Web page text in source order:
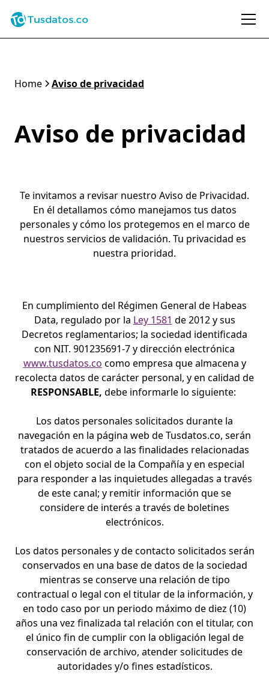
Home Aviso de privacidad
Aviso de privacidad
Te invitamos a revisar nuestro Aviso de Privacidad.
En él detallamos cómo manejamos tus datos
personales y cómo los protegemos en el marco de
nuestros servicios de validación. Tu privacidad es
nuestra prioridad.
En cumplimiento del Régimen General de Habeas
Data, regulado por la Ley 1581 de 2012 y sus
Decretos reglamentarios; la sociedad identificada
con NIT. 901235691-7 y dirección electrónica
www.tusdatos.co como empresa que almacena y
recolecta datos de carácter personal, y en calidad de
RESPONSABLE, debe informarle lo siguiente:
Los datos personales solicitados durante la
navegación en la página web de Tusdatos.co, serán
tratados de acuerdo a las finalidades relacionadas
con el objeto social de la Compañía y en especial
para responder a las inquietudes allegadas a través
de este canal; y remitir información que se
considere de interés a través de boletines
electrónicos.
Los datos personales y de contacto solicitados serán
conservados en una base de datos de la sociedad
mientras se conserve una relación de tipo
contractual o legal con el titular de la información, y
en todo caso por un periodo máximo de diez (10)
años una vez finalizada tal relación con el titular, con
el único fin de cumplir con la obligación legal de
conservación de archivo, atender solicitudes de
autoridades y/o fines estadísticos.